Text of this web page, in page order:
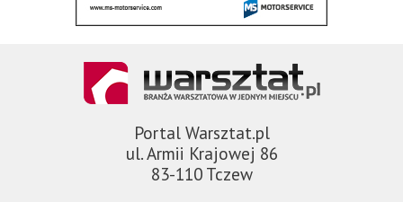
Portal Warsztat.pl
ul. Armii Krajowej 86
83-110 Tczew